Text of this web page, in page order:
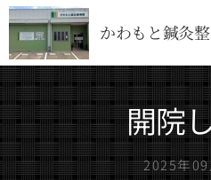
かわもと鍼灸
開院
2025年